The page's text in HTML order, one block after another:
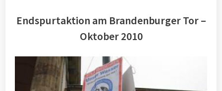
Endspurtaktion am Brandenburger Tor –
Oktober 2010